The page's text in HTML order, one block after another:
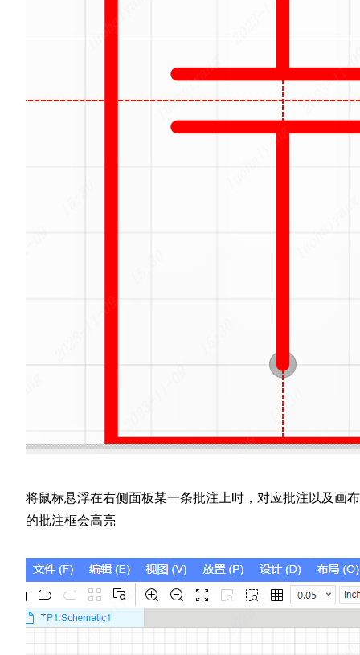
将鼠标悬浮在右侧面板某一条批注上时，对应批注以及画
的批注框会高亮